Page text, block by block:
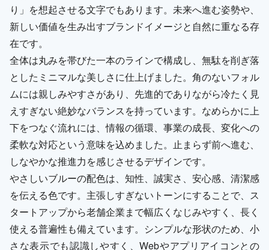
り」を想起させる文字でもあります。未来へ進む姿勢や、
新しい価値を生み出すブランドイメージと自然に重なる存
在です。
全体は丸みを帯びた一本のラインで構成し、無駄を削ぎ落
としたミニマルな美しさに仕上げました。角のないフォル
ムには親しみやすさがあり、先進的でありながら冷たく見
えすぎない絶妙なバランスを持っています。なめらかに上
下をつなぐ流れには、情報の循環、事業の成長、変化への
柔軟な対応という意味を込めました。止まらず前へ進む、
しなやかな推進力を感じさせるデザインです。
やさしいブルーの配色は、知性、誠実さ、安心感、清潔感
を伝える色です。主張しすぎないトーンにすることで、ス
タートアップから老舗企業まで幅広くなじみやすく、長く
使える普遍性も備えています。シンプルな形状のため、小
さな表示でも認識しやすく、Webやアプリアイコンとの